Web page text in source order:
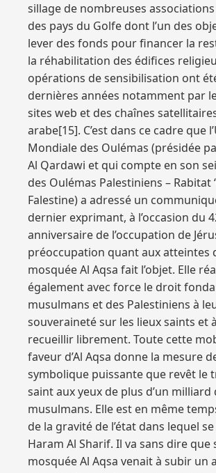
sillage de nombreuses
des pays du Golfe dont l’un des
lever des fonds pour financer la
la réhabilitation des édifices
opérations de sensibilisation ont
dernières années notamment par
sites web et des chaînes
arabe[15]. C’est dans ce cadre que
Mondiale des Oulémas (présidée
Al Qardawi et qui compte en son
des Oulémas Palestiniens – Rabitat
Falestine) a adressé un
dernier exprimant, à l’occasion du
anniversaire de l’occupation de
préoccupation quant aux atteintes
mosquée Al Aqsa fait l’objet. Elle
également avec force le droit
musulmans et des Palestiniens à
souveraineté sur les lieux saints et
recueillir librement. Toute cette
faveur d’Al Aqsa donne la mesure
symbolique puissante que revêt le
saint aux yeux de plus d’un milliard
musulmans. Elle est en même
de la gravité de l’état dans lequel
Haram Al Sharif. Il va sans dire que
mosquée Al Aqsa venait à subir un